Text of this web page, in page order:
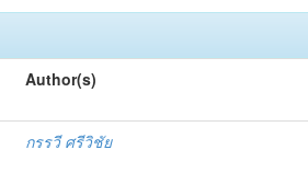
Author(s)
กรรวี ศรีวิชัย